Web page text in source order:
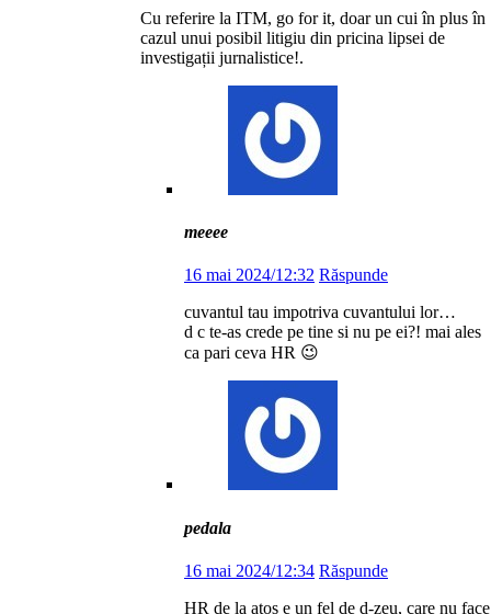
Cu referire la ITM, go for it, doar un cui în plus în
cazul unui posibil litigiu din pricina lipsei de
investigații jurnalistice!.
meeee
16 mai 2024/12:32 Răspunde
cuvantul tau impotriva cuvantului lor…
d c te-as crede pe tine si nu pe ei?! mai ales
ca pari ceva HR 😉
pedala
16 mai 2024/12:34 Răspunde
HR de la atos e un fel de d-zeu, care nu face